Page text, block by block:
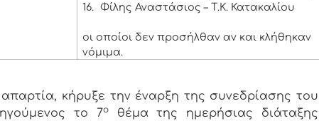
16.
Φίλης Αναστάσιος – Τ.Κ. Κατακαλίου
οι οποίοι δεν προσήλθαν αν και κλήθηκαν
νόμιμα.
κήρυξε την έναρξη της συνεδρίασης του
το 7οθέμα της ημερήσιας διάταξης